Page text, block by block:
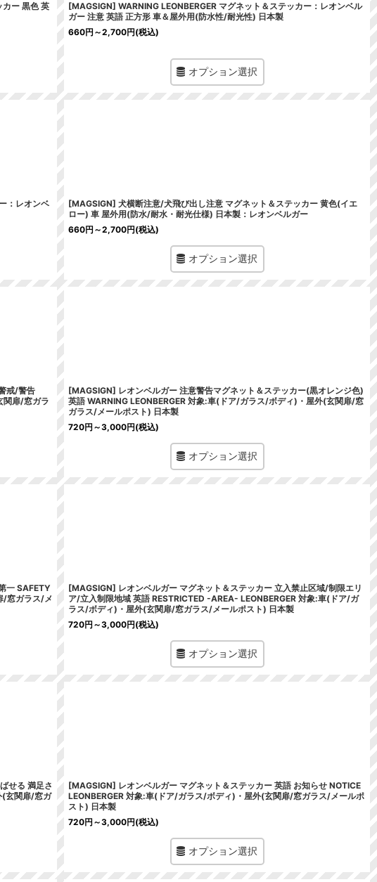
ー 黒色 英
[MAGSIGN] WARNING LEONBERGER マグネット＆ステッカー：レオンベル
ガー 注意 英語 正方形 車＆屋外用(防水性/耐光性) 日本製
660円 ～2,700円(税込)
オプション選択
：レオンベ
[MAGSIGN] 犬横断注意/犬飛び出し注意 マグネット＆ステッカー 黄色(イエ
ロー) 車 屋外用(防水/耐水・耐光仕様) 日本製：レオンベルガー
660円 ～2,700円(税込)
オプション選択
戒/警告
関扉/窓ガラ
[MAGSIGN] レオンベルガー 注意警告マグネット＆ステッカー(黒オレンジ色)
英語 WARNING LEONBERGER 対象:車(ドア/ガラス/ボディ)・屋外(玄関扉/窓
ガラス/メールポスト) 日本製
720円 ～3,000円(税込)
オプション選択
一 SAFETY
/窓ガラス/メ
[MAGSIGN] レオンベルガー マグネット＆ステッカー 立入禁止区域/制限エリ
ア/立入制限地域 英語 RESTRICTED -AREA- LEONBERGER 対象:車(ドア/ガ
ラス/ボディ)・屋外(玄関扉/窓ガラス/メールポスト) 日本製
720円 ～3,000円(税込)
オプション選択
せる 満足さ
(玄関扉/窓ガ
[MAGSIGN] レオンベルガー マグネット＆ステッカー 英語 お知らせ NOTICE
LEONBERGER 対象:車(ドア/ガラス/ボディ)・屋外(玄関扉/窓ガラス/メールポ
スト) 日本製
720円 ～3,000円(税込)
オプション選択